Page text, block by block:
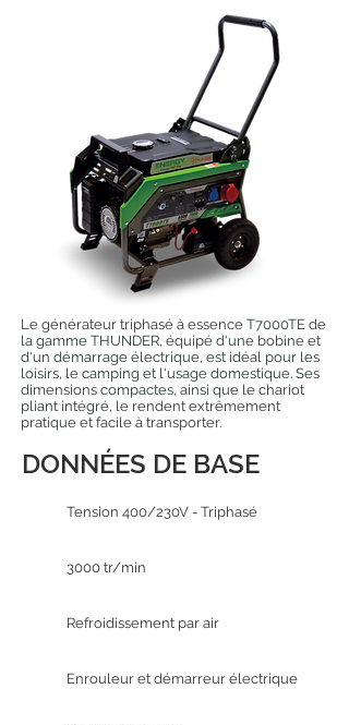
Le générateur triphasé à essence T7000TE de
la gamme THUNDER, équipé d'une bobine et
d'un démarrage électrique, est idéal pour les
loisirs, le camping et l'usage domestique. Ses
dimensions compactes, ainsi que le chariot
pliant intégré, le rendent extrêmement
pratique et facile à transporter.
DONNÉES DE BASE
Tension 400/230V - Triphasé
3000 tr/min
Refroidissement par air
Enrouleur et démarreur électrique